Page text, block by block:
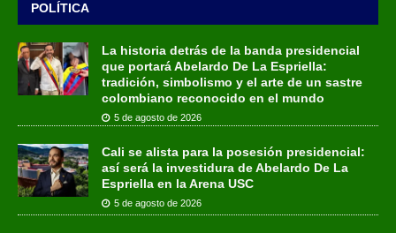
POLÍTICA
La historia detrás de la banda presidencial
que portará Abelardo De La Espriella:
tradición, simbolismo y el arte de un sastre
colombiano reconocido en el mundo
5 de agosto de 2026
Cali se alista para la posesión presidencial:
así será la investidura de Abelardo De La
Espriella en la Arena USC
5 de agosto de 2026